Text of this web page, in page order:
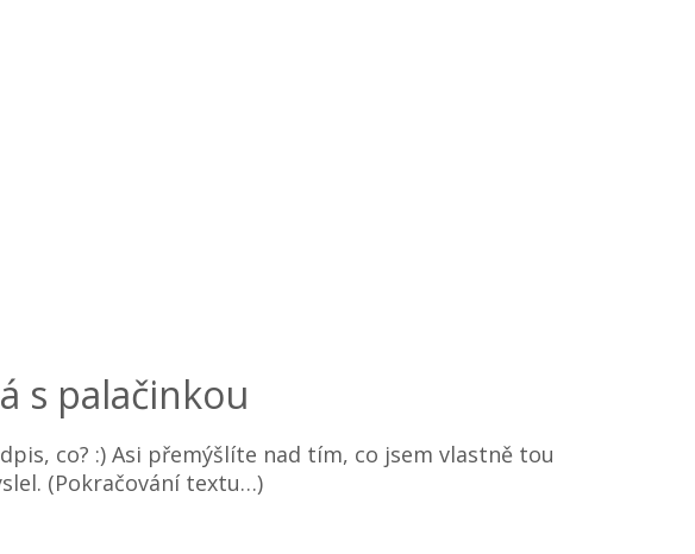
s palačinkou
co? :) Asi přemýšlíte nad tím, co jsem vlastně tou
(Pokračování textu…)